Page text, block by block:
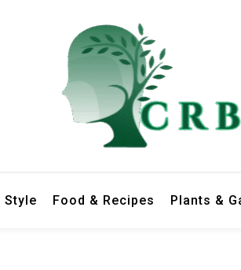
Style Food & Recipes Plants &